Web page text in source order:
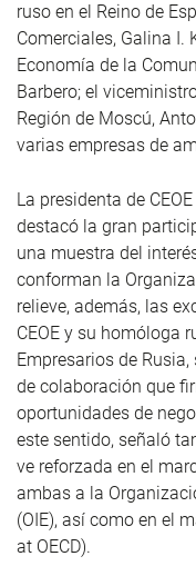
ruso en el Reino de
Comerciales, Galina I.
Economía de la
Barbero; el
Región de Moscú,
varias empresas de
La presidenta de
destacó la gran
una muestra del
conforman la
relieve, además, las
CEOE y su homóloga
Empresarios de
de colaboración que
oportunidades de
este sentido, señaló
ve reforzada en el
ambas a la
(OIE), así como en el
at OECD).